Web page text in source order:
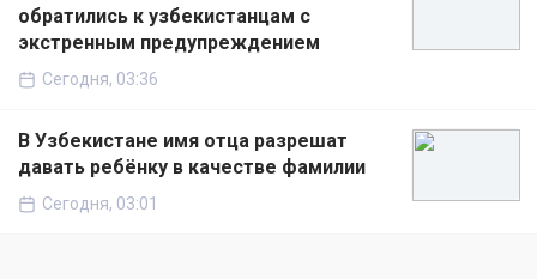
обратились к узбекистанцам с
экстренным предупреждением
Сегодня, 03:36
В Узбекистане имя отца разрешат
давать ребёнку в качестве фамилии
Сегодня, 03:01